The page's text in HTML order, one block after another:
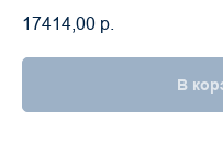
17414,00 р.
В